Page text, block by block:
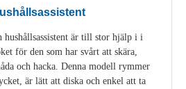
hushållsassistent är till stor hjälp i i
för den som har svårt att skära,
och hacka. Denna modell rymmer
är lätt att diska och enkel att ta